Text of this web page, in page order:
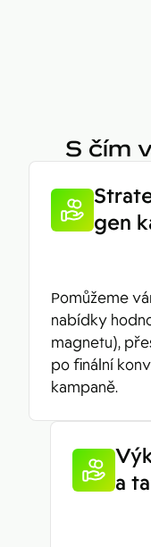
S čím
gen
Pomůžeme
nabídky
magnetu),
po finální
kampaně.
a